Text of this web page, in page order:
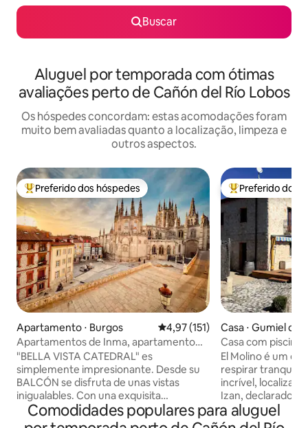
Buscar
Aluguel por temporada com ótimas
avaliações perto de Cañón del Río Lobos
Os hóspedes concordam: estas acomodações foram
muito bem avaliadas quanto a localização, limpeza e
outros aspectos.
Entre os melhores preferidos dos hóspedes
Preferido dos hóspedes
Apartamento ⋅ Burgos 4,97 de uma avaliação média de
4,97 (151)
Apartamentos de Inma, apartamento
espetacular
"BELLA VISTA CATEDRAL" es
simplemente impresionante. Desde su
BALCÓN se disfruta de unas vistas
inigualables. Con una exquisita
decoración conjuga comodidad y diseño
en una vivienda de LUJO, A ESTRENAR.
Entre os
Preferido dos
Casa ⋅ Gumiel de
Casa com piscina
WIFI e A.A.
El Molino é um
respirar
incrível,
Izan, declarado
Histórico, a 10
3 quartos com
Comodidades populares para aluguel